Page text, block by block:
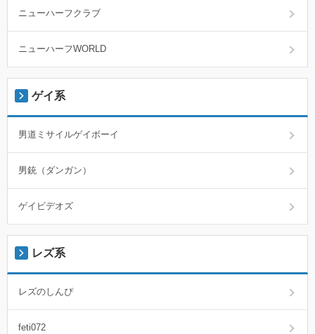
ニューハーフクラブ
ニューハーフWORLD
ゲイ系
男道ミサイルゲイボーイ
男銃（ダンガン）
ゲイビデオズ
レズ系
レズのしんぴ
feti072